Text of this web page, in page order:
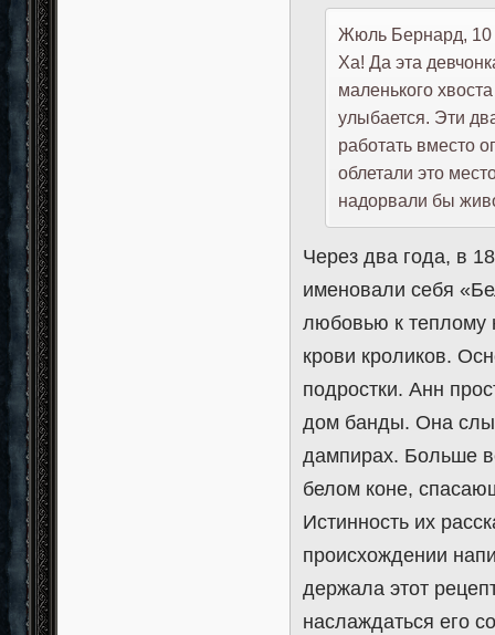
Жюль Бернард, 10
Ха! Да эта
маленького
улыбается. Эти
работать вместо
облетали это
надорвали бы
Через два года, в
именовали себя
любовью к теплому
крови кроликов.
подростки. Анн
дом банды. Она
дампирах. Больше
белом коне,
Истинность их
происхождении
держала этот
наслаждаться его